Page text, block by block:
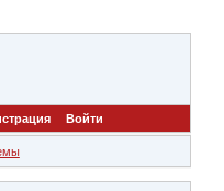
Войти